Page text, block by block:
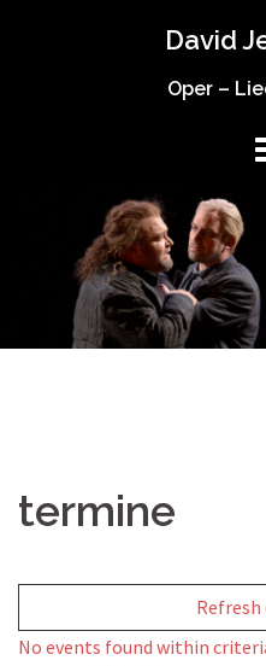
David
Oper –
termine
Refresh
No events found within